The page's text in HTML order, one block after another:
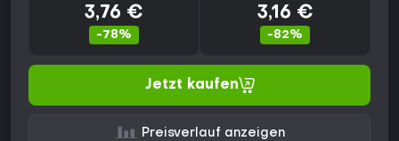
3,76 €
-78%
3,16 €
-82%
Jetzt kaufen
Preisverlauf anzeigen